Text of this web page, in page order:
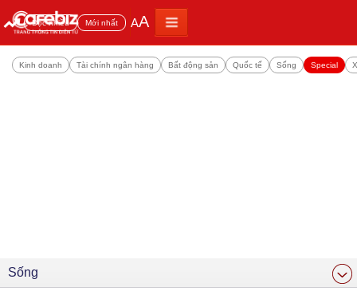
Đọc nhiều Mới nhất AA
Kinh doanh Tài chính ngân hàng Bất động sản Quốc tế Sống Special
Sống